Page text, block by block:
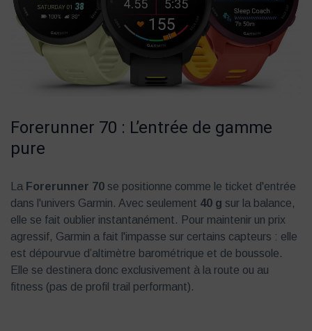
Forerunner 70 : L’entrée de gamme
pure
La Forerunner 70 se positionne comme le ticket d'entrée
dans l'univers Garmin. Avec seulement 40 g sur la balance,
elle se fait oublier instantanément. Pour maintenir un prix
agressif, Garmin a fait l'impasse sur certains capteurs : elle
est dépourvue d’altimètre barométrique et de boussole.
Elle se destinera donc exclusivement à la route ou au
fitness (pas de profil trail performant).